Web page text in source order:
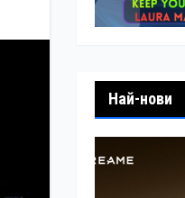
Най-нови